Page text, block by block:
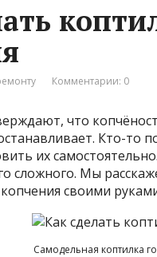
Комментарии: 0
что
Кто-то
их
сложного. Мы
своими
Самодельная коптилка